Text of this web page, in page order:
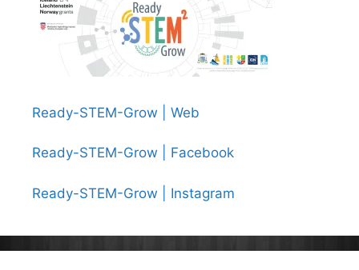
Ready-STEM-Grow | Web
Ready-STEM-Grow | Facebook
Ready-STEM-Grow | Instagram